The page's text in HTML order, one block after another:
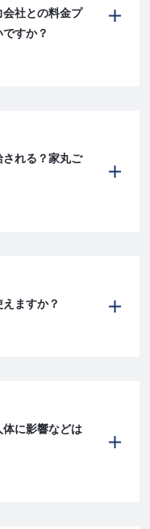
社との料金プ
すか？
れる？家丸ご
ますか？
に影響などは